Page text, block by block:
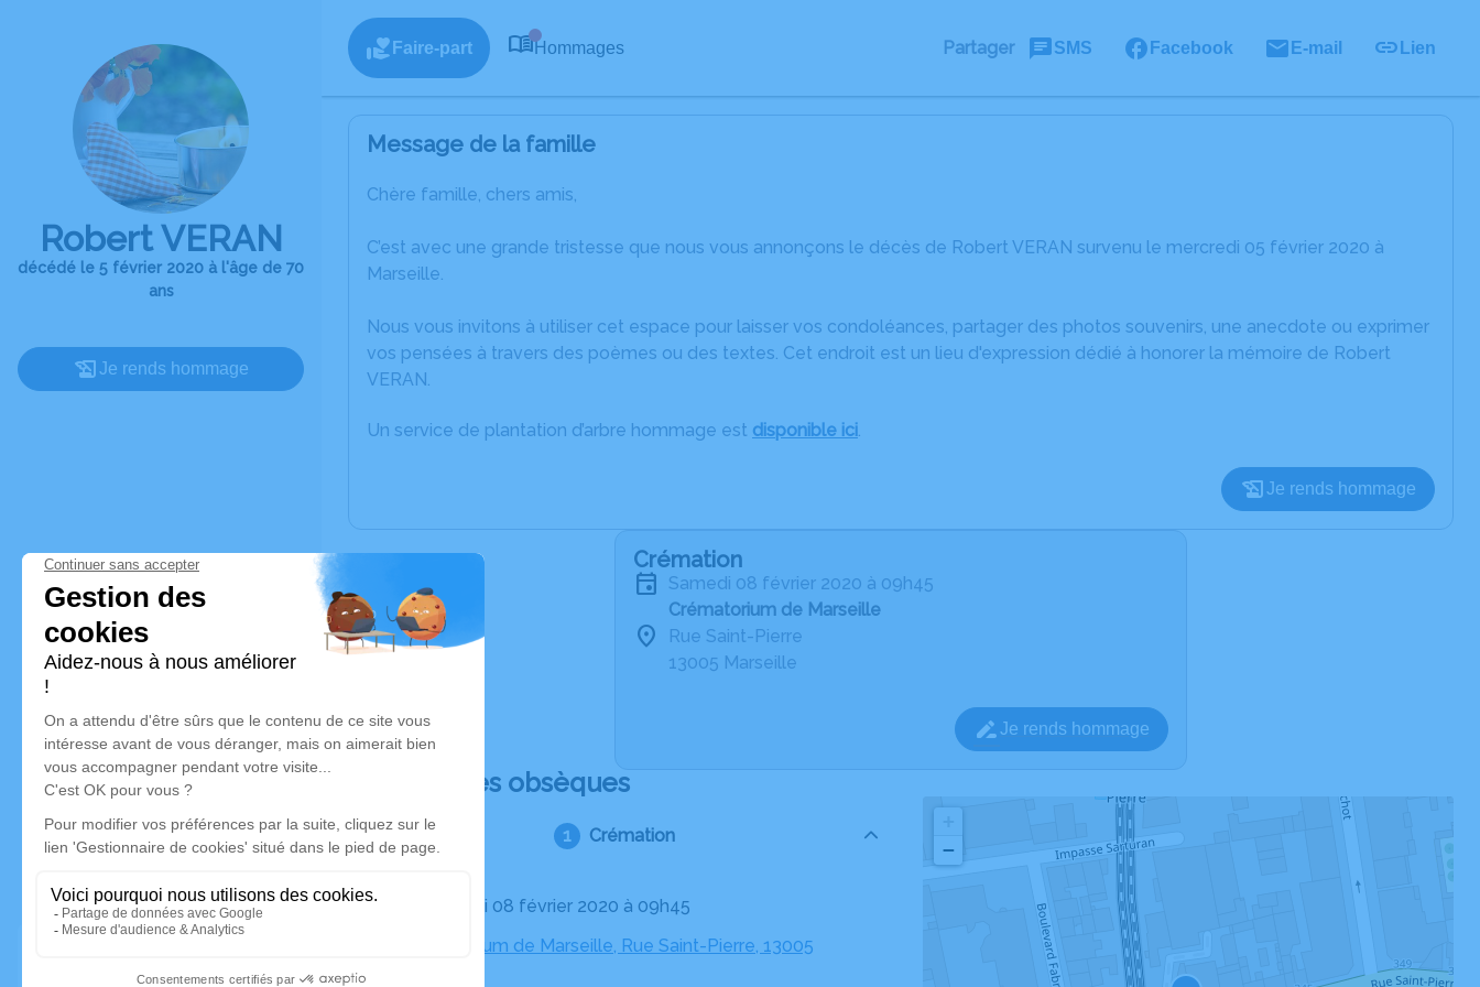
Robert VERAN
décédé le 5 février 2020 à l'âge de 70
ans
Je rends hommage
Faire-part Hommages Partager SMS Facebook E-mail Lien
Message de la famille
Chère famille, chers amis,
C’est avec une grande tristesse que nous vous annonçons le décès de Robert VERAN survenu le mercredi 05 février 2020 à
Marseille.
Nous vous invitons à utiliser cet espace pour laisser vos condoléances, partager des photos souvenirs, une anecdote ou exprimer
vos pensées à travers des poèmes ou des textes. Cet endroit est un lieu d'expression dédié à honorer la mémoire de Robert
VERAN.
Un service de plantation d’arbre hommage est disponible ici.
Je rends hommage
Crémation
samedi 08 février 2020 à 09h45
Crématorium de Marseille
Rue Saint-Pierre
13005 Marseille
Je rends hommage
Déroulé des obsèques
Crémation
Le samedi 08 février 2020 à 09h45
Crématorium de Marseille, Rue Saint-Pierre, 13005
−